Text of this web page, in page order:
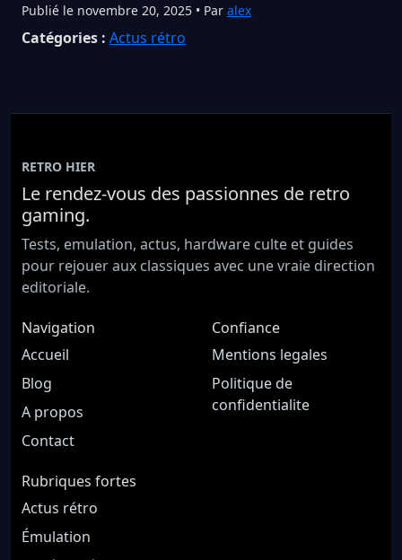
Publié le novembre 20, 2025 • Par alex
Catégories : Actus rétro
RETRO HIER
Le rendez-vous des passionnes de retro
gaming.
Tests, emulation, actus, hardware culte et guides
pour rejouer aux classiques avec une vraie direction
editoriale.
Navigation
Accueil
Blog
A propos
Contact
Confiance
Mentions legales
Politique de
confidentialite
Rubriques fortes
Actus rétro
Émulation